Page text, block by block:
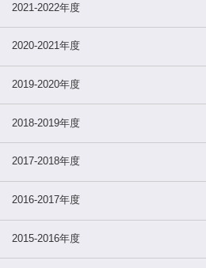
2021-2022年度
2020-2021年度
2019-2020年度
2018-2019年度
2017-2018年度
2016-2017年度
2015-2016年度